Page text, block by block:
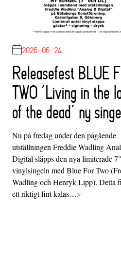
2026-06-24
Releasefest BLUE
TWO ‘Living in the
of the dead’ ny
Nu på fredag under den pågående
utställningen Freddie Wadling
Digital släpps den nya limiterade 7"
vinylsingeln med Blue For Two
Wadling och Henryk Lipp). Detta
ett riktigt fint kalas…>